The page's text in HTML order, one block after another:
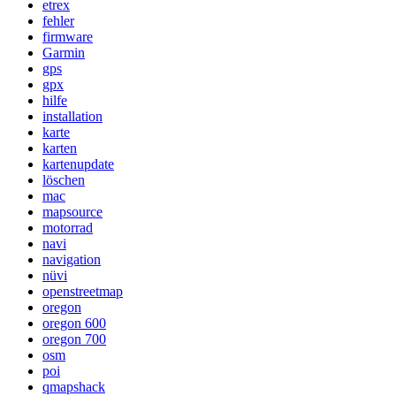
etrex
fehler
firmware
Garmin
gps
gpx
hilfe
installation
karte
karten
kartenupdate
löschen
mac
mapsource
motorrad
navi
navigation
nüvi
openstreetmap
oregon
oregon 600
oregon 700
osm
poi
qmapshack